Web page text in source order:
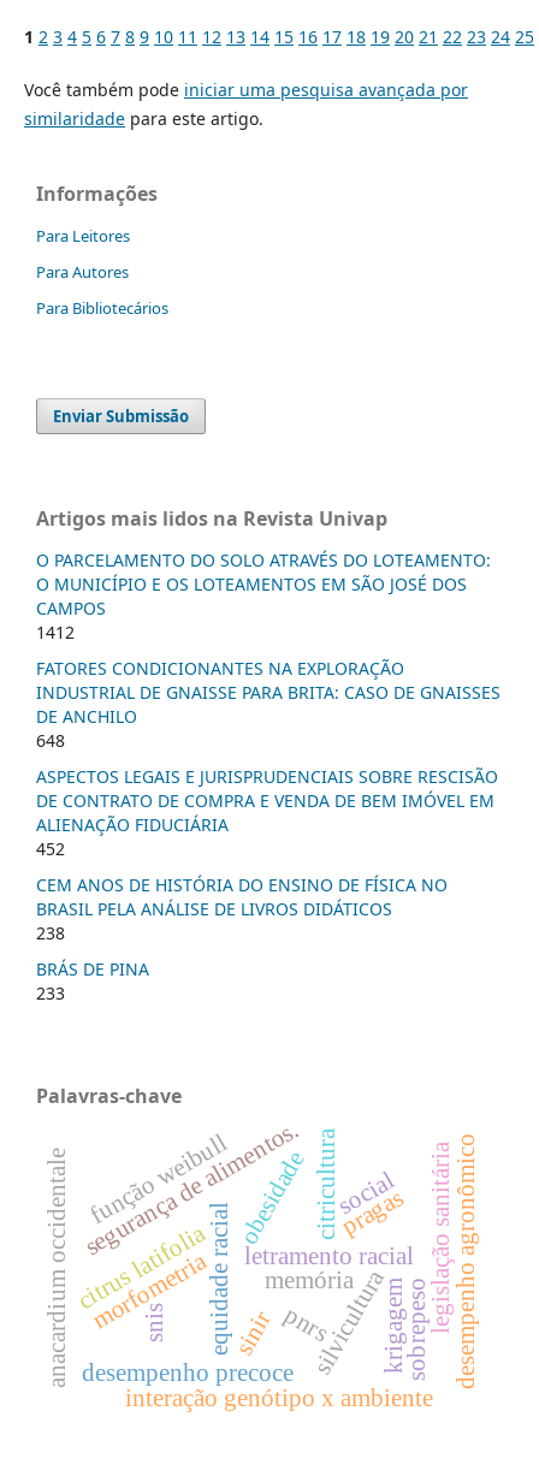
1 2 3 4 5 6 7 8 9 10 11 12 13 14 15 16 17 18 19 20 21 22 23 24 25
Você também pode iniciar uma pesquisa avançada por
similaridadepara este artigo.
Informações
Para Leitores
Para Autores
Para Bibliotecários
Enviar Submissão
Artigos mais lidos na Revista Univap
O PARCELAMENTO DO SOLO ATRAVÉS DO LOTEAMENTO:
O MUNICÍPIO E OS LOTEAMENTOS EM SÃO JOSÉ DOS
CAMPOS
1412
FATORES CONDICIONANTES NA EXPLORAÇÃO
INDUSTRIAL DE GNAISSE PARA BRITA: CASO DE GNAISSES
DE ANCHILO
648
ASPECTOS LEGAIS E JURISPRUDENCIAIS SOBRE RESCISÃO
DE CONTRATO DE COMPRA E VENDA DE BEM IMÓVEL EM
ALIENAÇÃO FIDUCIÁRIA
452
CEM ANOS DE HISTÓRIA DO ENSINO DE FÍSICA NO
BRASIL PELA ANÁLISE DE LIVROS DIDÁTICOS
238
BRÁS DE PINA
233
Palavras-chave
equidade racial letramento racial
segurança de alimentos. legislação sanitária
citrus latifolia
citricultura
desempenho precoce
anacardium occidentale
interação genótipo x ambiente
desempenho agronômico
pragas
morfometria
função weibull
silviculturasobrepeso
obesidade
krigagem
pnrs
snis sinir
memória
social